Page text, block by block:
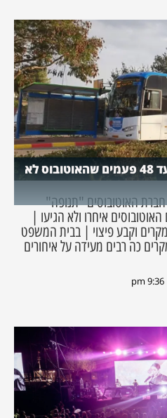
שערוריית תנופה: נוסע תיעד 48 פעמים שהאוטובוס לא
חברת האוטובוסים "תנופה"
מקרים בהם האוטובוסים איחרו ולא הגיעו |
הוא תבע, השופט האמין ל-23 מקרים וקבע פיצוי | בבית המשפט
כה רבים מעידה על איחורים
9:36 pm